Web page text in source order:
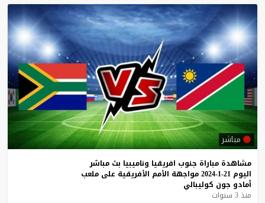
مباشر
مشاهدة مباراة جنوب افريقيا وناميبيا بث مباشر
اليوم 21-1-2024 مواجهة الأمم الأفريقية على ملعب
أمادو جون كوليبالي
منذ 3 سنوات